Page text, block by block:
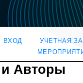
ВХОД
УЧЕТНАЯ
и Авторы